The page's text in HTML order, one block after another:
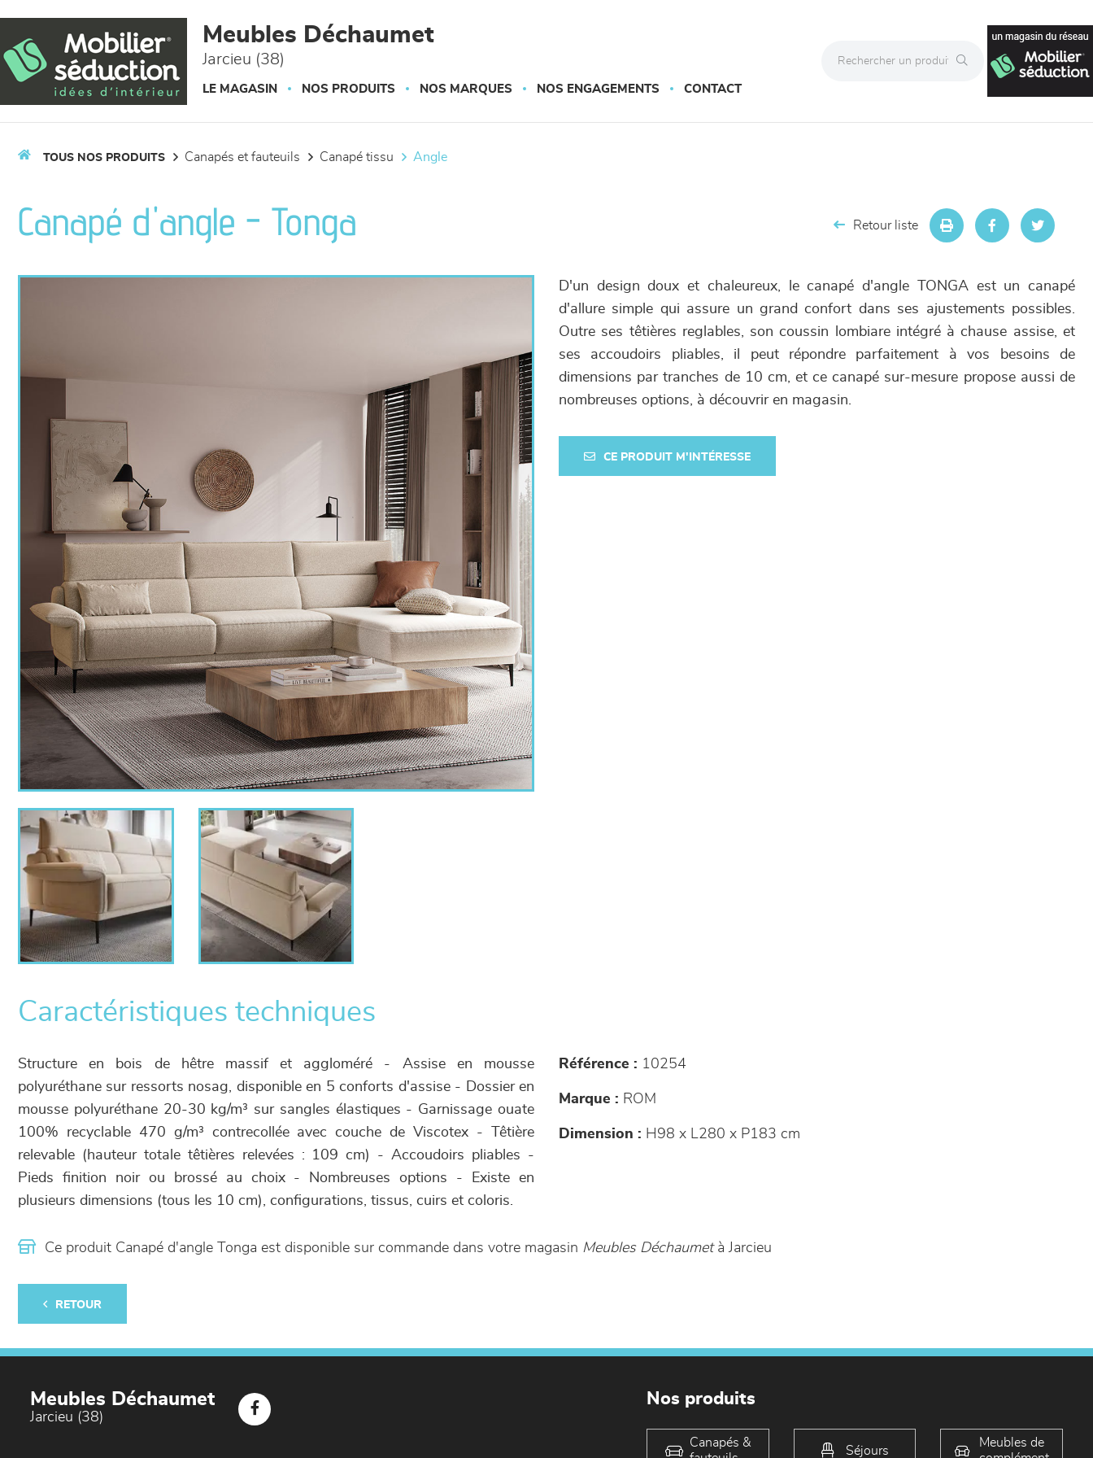
Meubles Déchaumet
Jarcieu (38)
LE MAGASIN NOS PRODUITS NOS MARQUES NOS ENGAGEMENTS CONTACT
TOUS NOS PRODUITS canapés et fauteuils canapé tissu angle
Canapé d'angle - Tonga Retour liste
D'un design doux et chaleureux, le canapé d'angle TONGA est un canapé
d'allure simple qui assure un grand confort dans ses ajustements possibles.
Outre ses têtières reglables, son coussin lombiare intégré à chause assise, et
ses accoudoirs pliables, il peut répondre parfaitement à vos besoins de
dimensions par tranches de 10 cm, et ce canapé sur-mesure propose aussi de
nombreuses options, à découvrir en magasin.
CE PRODUIT M'INTÉRESSE
Caractéristiques techniques
Structure en bois de hêtre massif et aggloméré - Assise en mousse
polyuréthane sur ressorts nosag, disponible en 5 conforts d'assise - Dossier en
mousse polyuréthane 20-30 kg/m³ sur sangles élastiques - Garnissage ouate
100% recyclable 470 g/m³ contrecollée avec couche de Viscotex - Têtière
relevable (hauteur totale têtières relevées : 109 cm) - Accoudoirs pliables -
Pieds finition noir ou brossé au choix - Nombreuses options - Existe en
plusieurs dimensions (tous les 10 cm), configurations, tissus, cuirs et coloris.
Référence : 10254
Marque : ROM
Dimension : H98 x L280 x P183 cm
Ce produit Canapé d'angle Tonga est disponible sur commande dans votre magasin Meubles Déchaumetà Jarcieu
RETOUR
Meubles Déchaumet
Jarcieu (38)
Nos produits
Canapés &
Séjours
Meubles de